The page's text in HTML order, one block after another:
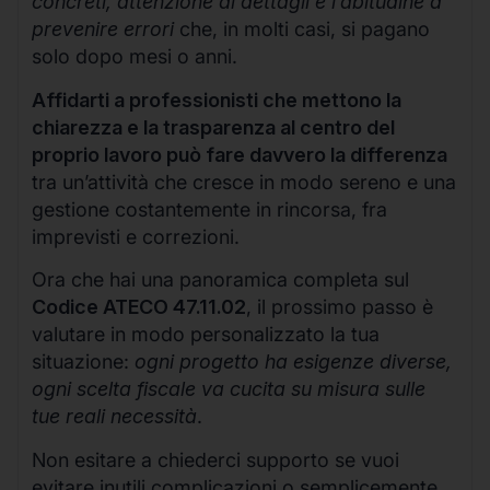
prevenire errori che, in molti casi, si pagano
solo dopo mesi o anni.
Affidarti a professionisti che mettono la
chiarezza e la trasparenza al centro del
proprio lavoro può fare davvero la differenza
tra un’attività che cresce in modo sereno e una
gestione costantemente in rincorsa, fra
imprevisti e correzioni.
Ora che hai una panoramica completa sul
Codice ATECO 47.11.02, il prossimo passo è
valutare in modo personalizzato la tua
situazione: ogni progetto ha esigenze diverse,
ogni scelta fiscale va cucita su misura sulle
tue reali necessità.
Non esitare a chiederci supporto se vuoi